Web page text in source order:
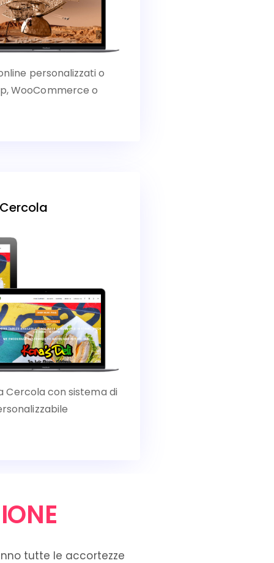
personalizzati o
WooCommerce o
Cercola
Cercola con sistema di
tutte le accortezze